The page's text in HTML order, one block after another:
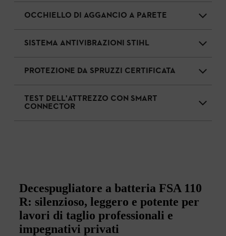
OCCHIELLO DI AGGANCIO A PARETE
SISTEMA ANTIVIBRAZIONI STIHL
PROTEZIONE DA SPRUZZI CERTIFICATA
TEST DELL'ATTREZZO CON SMART
CONNECTOR
Decespugliatore a batteria FSA 110
R: silenzioso, leggero e potente per
lavori di taglio professionali e
impegnativi privati